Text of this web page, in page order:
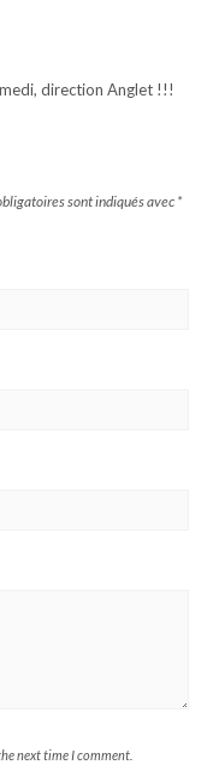
direction Anglet !!!
sont indiqués avec *
next time I comment.